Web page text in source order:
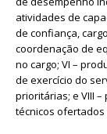
atividades de
de confiança,
coordenação de
no cargo; VI –
de exercício do
prioritárias; e VIII
técnicos ofertados